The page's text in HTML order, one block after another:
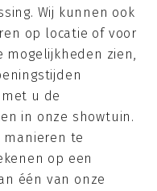
Wij kunnen ook
op locatie of voor
mogelijkheden zien,
u de
in onze showtuin.
manieren te
op een
één van onze